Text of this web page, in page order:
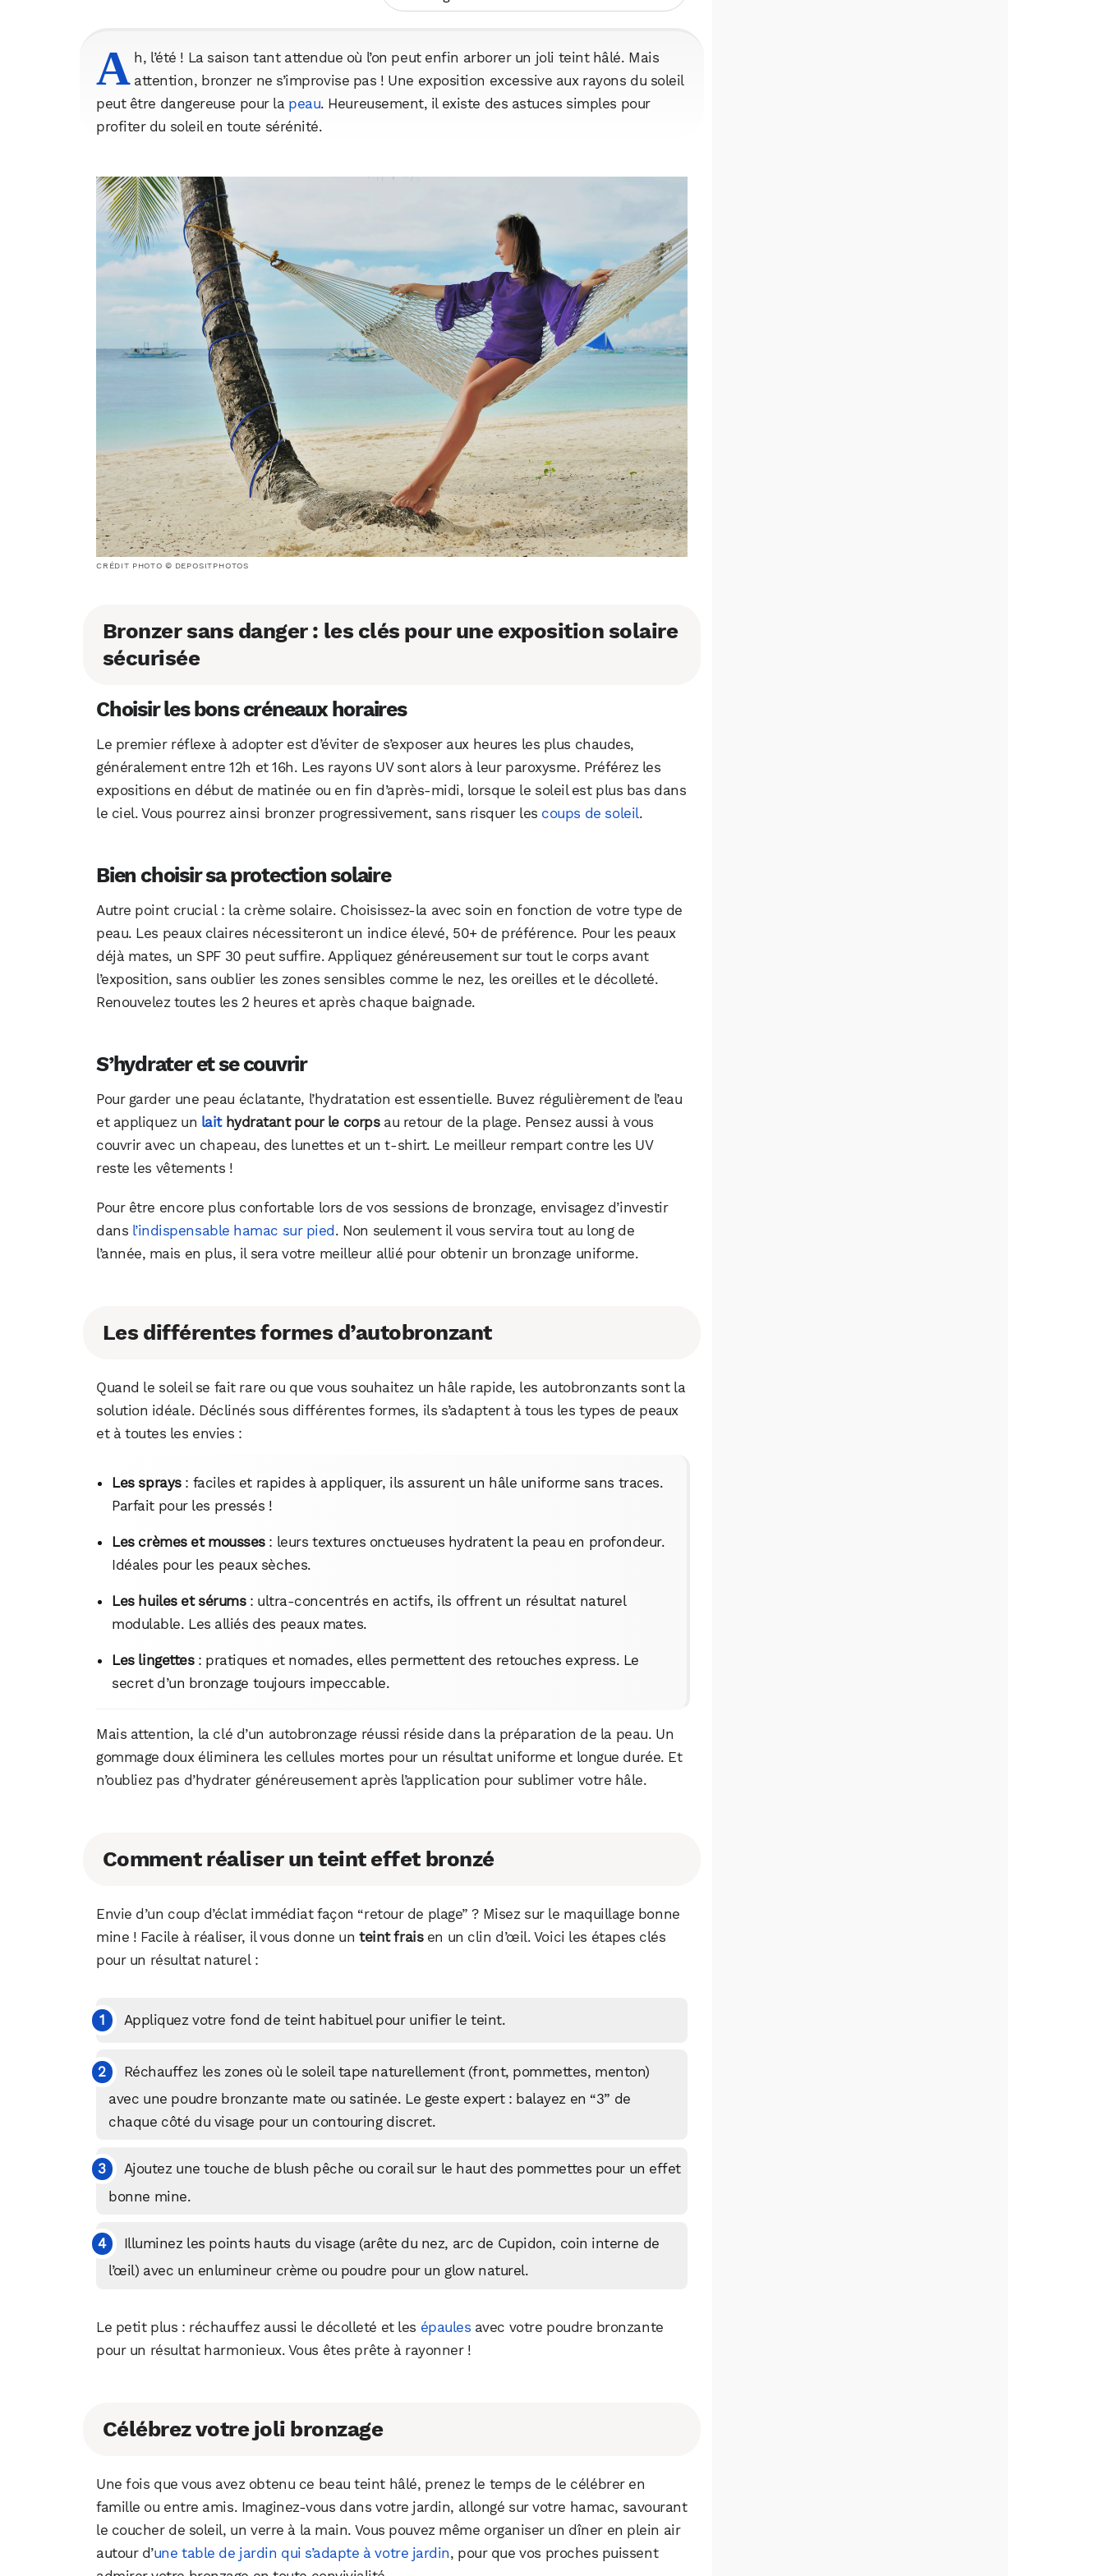
A h, l’été ! La saison tant attendue où l’on peut enfin arborer un joli teint hâlé. Mais
attention, bronzer ne s’improvise pas ! Une exposition excessive aux rayons du soleil
peut être dangereuse pour la peau. Heureusement, il existe des astuces simples pour
profiter du soleil en toute sérénité.
CRÉDIT PHOTO © DEPOSITPHOTOS
Bronzer sans danger : les clés pour une exposition solaire
sécurisée
Choisir les bons créneaux horaires
Le premier réflexe à adopter est d’éviter de s’exposer aux heures les plus chaudes,
généralement entre 12h et 16h. Les rayons UV sont alors à leur paroxysme. Préférez les
expositions en début de matinée ou en fin d’après-midi, lorsque le soleil est plus bas dans
le ciel. Vous pourrez ainsi bronzer progressivement, sans risquer les coups de soleil.
Bien choisir sa protection solaire
Autre point crucial : la crème solaire. Choisissez-la avec soin en fonction de votre type de
peau. Les peaux claires nécessiteront un indice élevé, 50+ de préférence. Pour les peaux
déjà mates, un SPF 30 peut suffire. Appliquez généreusement sur tout le corps avant
l’exposition, sans oublier les zones sensibles comme le nez, les oreilles et le décolleté.
Renouvelez toutes les 2 heures et après chaque baignade.
S’hydrater et se couvrir
Pour garder une peau éclatante, l’hydratation est essentielle. Buvez régulièrement de l’eau
et appliquez un laithydratant pour le corpsau retour de la plage. Pensez aussi à vous
couvrir avec un chapeau, des lunettes et un t-shirt. Le meilleur rempart contre les UV
reste les vêtements !
Pour être encore plus confortable lors de vos sessions de bronzage, envisagez d’investir
dans l’indispensable hamac sur pied . Non seulement il vous servira tout au long de
l’année, mais en plus, il sera votre meilleur allié pour obtenir un bronzage uniforme.
Les différentes formes d’autobronzant
Quand le soleil se fait rare ou que vous souhaitez un hâle rapide, les autobronzants sont la
solution idéale. Déclinés sous différentes formes, ils s’adaptent à tous les types de peaux
et à toutes les envies :
Les sprays: faciles et rapides à appliquer, ils assurent un hâle uniforme sans traces.
Parfait pour les pressés !
Les crèmes et mousses: leurs textures onctueuses hydratent la peau en profondeur.
Idéales pour les peaux sèches.
Les huiles et sérums: ultra-concentrés en actifs, ils offrent un résultat naturel
modulable. Les alliés des peaux mates.
Les lingettes: pratiques et nomades, elles permettent des retouches express. Le
secret d’un bronzage toujours impeccable.
Mais attention, la clé d’un autobronzage réussi réside dans la préparation de la peau. Un
gommage doux éliminera les cellules mortes pour un résultat uniforme et longue durée. Et
n’oubliez pas d’hydrater généreusement après l’application pour sublimer votre hâle.
Comment réaliser un teint effet bronzé
Envie d’un coup d’éclat immédiat façon “retour de plage” ? Misez sur le maquillage bonne
mine ! Facile à réaliser, il vous donne unteint fraisen un clin d’œil. Voici les étapes clés
pour un résultat naturel :
Appliquez votre fond de teint habituel pour unifier le teint.
Réchauffez les zones où le soleil tape naturellement (front, pommettes, menton)
avec une poudre bronzante mate ou satinée. Le geste expert : balayez en “3” de
chaque côté du visage pour un contouring discret.
Ajoutez une touche de blush pêche ou corail sur le haut des pommettes pour un effet
bonne mine.
Illuminez les points hauts du visage (arête du nez, arc de Cupidon, coin interne de
l’œil) avec un enlumineur crème ou poudre pour un glow naturel.
Le petit plus : réchauffez aussi le décolleté et les épaules avec votre poudre bronzante
pour un résultat harmonieux. Vous êtes prête à rayonner !
Célébrez votre joli bronzage
Une fois que vous avez obtenu ce beau teint hâlé, prenez le temps de le célébrer en
famille ou entre amis. Imaginez-vous dans votre jardin, allongé sur votre hamac, savourant
le coucher de soleil, un verre à la main. Vous pouvez même organiser un dîner en plein air
autour d’une table de jardin qui s’adapte à votre jardin, pour que vos proches puissent